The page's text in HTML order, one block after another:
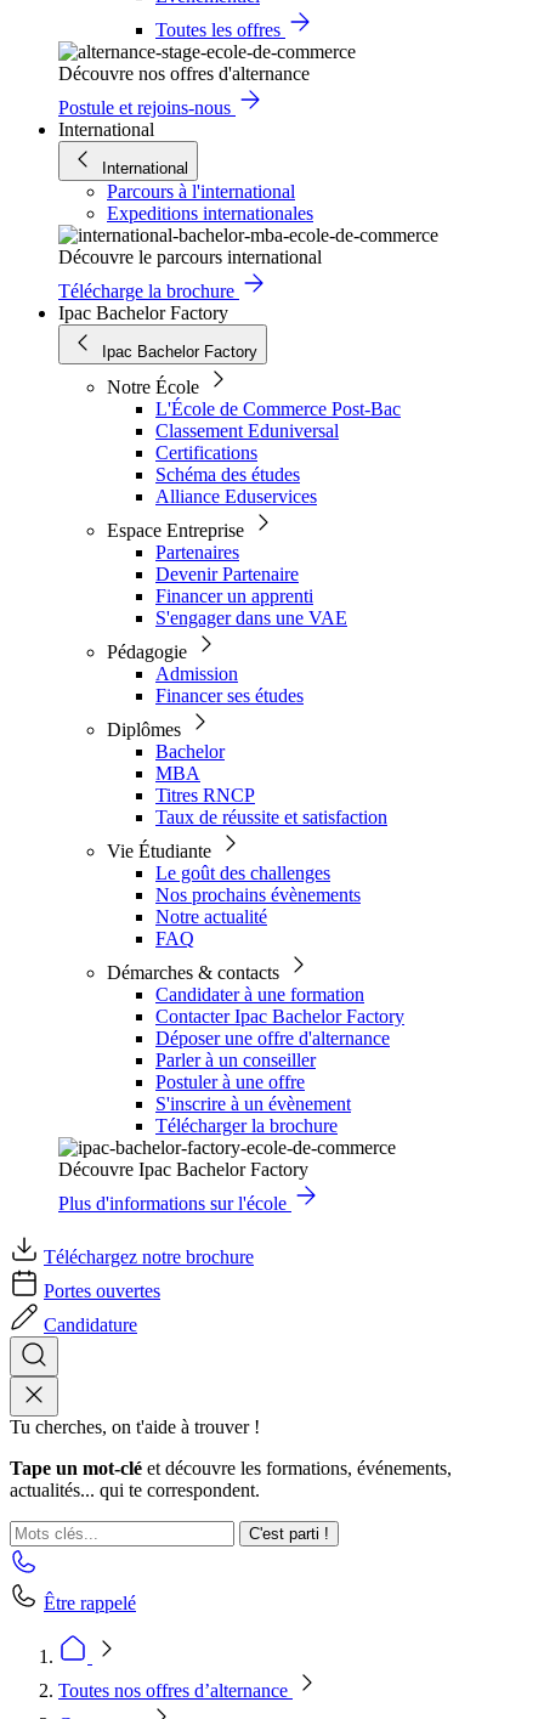
Toutes les offres
Découvre nos offres d'alternance
Postule et rejoins-nous
International
International
Parcours à l'international
Expeditions internationales
Découvre le parcours international
Télécharge la brochure
Ipac Bachelor Factory
Ipac Bachelor Factory
Notre École
L'École de Commerce Post-Bac
Classement Eduniversal
Certifications
Schéma des études
Alliance Eduservices
Espace Entreprise
Partenaires
Devenir Partenaire
Financer un apprenti
S'engager dans une VAE
Pédagogie
Admission
Financer ses études
Diplômes
Bachelor
MBA
Titres RNCP
Taux de réussite et satisfaction
Vie Étudiante
Le goût des challenges
Nos prochains évènements
Notre actualité
FAQ
Démarches & contacts
Candidater à une formation
Contacter Ipac Bachelor Factory
Déposer une offre d'alternance
Parler à un conseiller
Postuler à une offre
S'inscrire à un évènement
Télécharger la brochure
Découvre Ipac Bachelor Factory
Plus d'informations sur l'école
Téléchargez notre brochure
Portes ouvertes
Candidature
Tu cherches, on t'aide à trouver !
Tape un mot-clé et découvre les formations, événements,
actualités... qui te correspondent.
C'est parti !
Être rappelé
Toutes nos offres d’alternance